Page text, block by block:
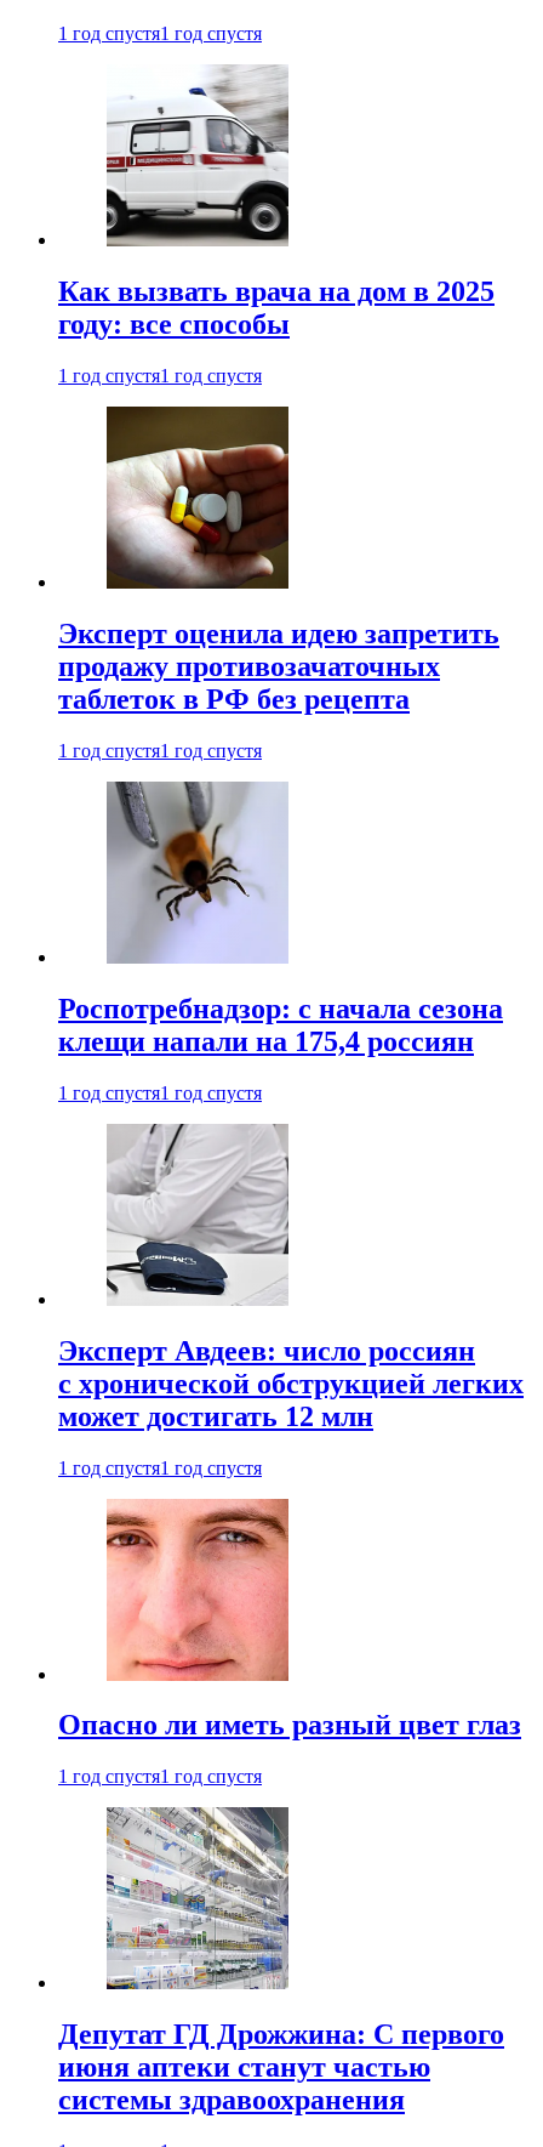
1 год спустя1 год спустя
Как вызвать врача на дом в 2025
году: все способы
1 год спустя1 год спустя
Эксперт оценила идею запретить
продажу противозачаточных
таблеток в РФ без рецепта
1 год спустя1 год спустя
Роспотребнадзор: с начала сезона
клещи напали на 175,4 россиян
1 год спустя1 год спустя
Эксперт Авдеев: число россиян
с хронической обструкцией легких
может достигать 12 млн
1 год спустя1 год спустя
Опасно ли иметь разный цвет глаз
1 год спустя1 год спустя
Депутат ГД Дрожжина: С первого
июня аптеки станут частью
системы здравоохранения